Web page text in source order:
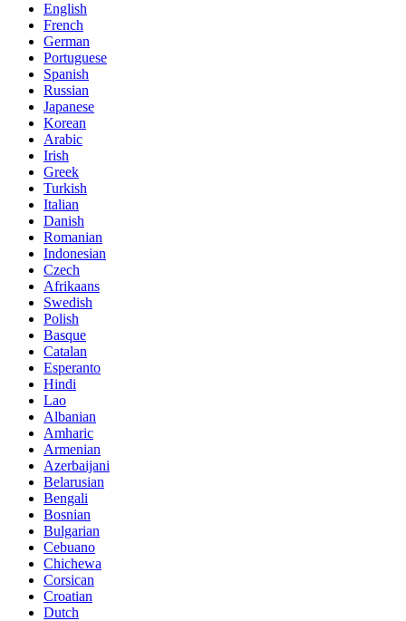
English
French
German
Portuguese
Spanish
Russian
Japanese
Korean
Arabic
Irish
Greek
Turkish
Italian
Danish
Romanian
Indonesian
Czech
Afrikaans
Swedish
Polish
Basque
Catalan
Esperanto
Hindi
Lao
Albanian
Amharic
Armenian
Azerbaijani
Belarusian
Bengali
Bosnian
Bulgarian
Cebuano
Chichewa
Corsican
Croatian
Dutch